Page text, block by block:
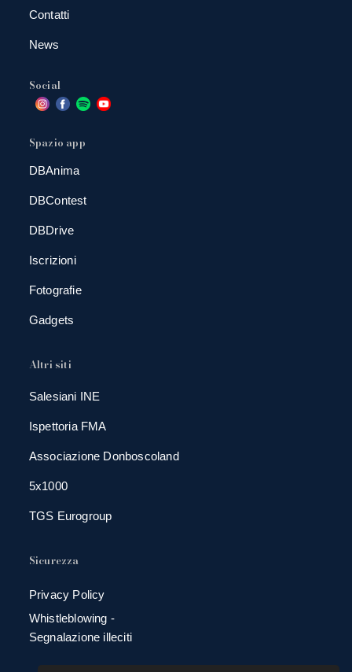
Contatti
News
Social
Spazio app
DBAnima
DBContest
DBDrive
Iscrizioni
Fotografie
Gadgets
Altri siti
Salesiani INE
Ispettoria FMA
Associazione Donboscoland
5x1000
TGS Eurogroup
Sicurezza
Privacy Policy
Whistleblowing -
Segnalazione illeciti